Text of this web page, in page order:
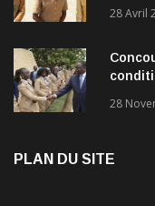
28 Avril
28
PLAN DU SITE